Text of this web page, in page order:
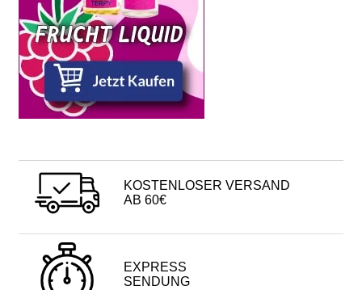
KOSTENLOSER VERSAND
AB 60€
EXPRESS
SENDUNG